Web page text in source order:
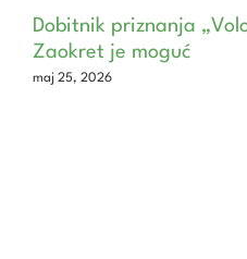
Dobitnik priznanja
Zaokret je moguć
maj 25, 2026